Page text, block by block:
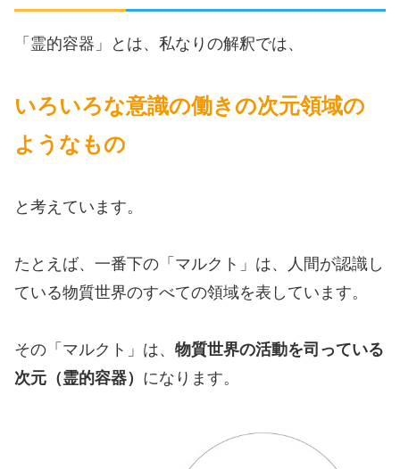
「霊的容器」とは、私なりの解釈では、
いろいろな意識の働きの次元領域の
ようなもの
と考えています。
たとえば、一番下の「マルクト」は、人間が認識し
ている物質世界のすべての領域を表しています。
その「マルクト」は、 物質世界の活動を司っている
次元（霊的容器） になります。